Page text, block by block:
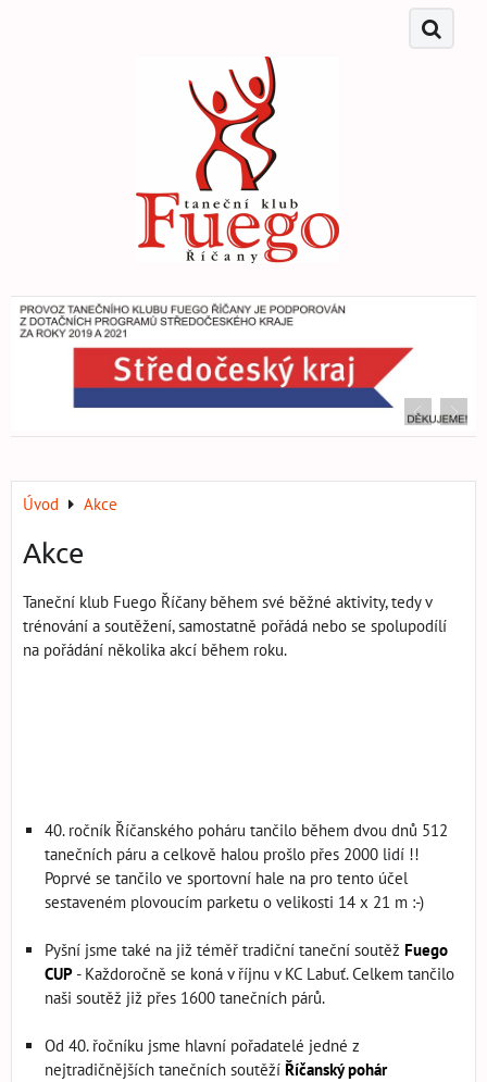
Úvod Akce
Akce
Taneční klub Fuego Říčany během své běžné aktivity, tedy v
trénování a soutěžení, samostatně pořádá nebo se spolupodílí
na pořádání několika akcí během roku.
40. ročník Říčanského poháru tančilo během dvou dnů 512
tanečních páru a celkově halou prošlo přes 2000 lidí !!
Poprvé se tančilo ve sportovní hale na pro tento účel
sestaveném plovoucím parketu o velikosti 14 x 21 m :-)
Pyšní jsme také na již téměř tradiční taneční soutěž Fuego
CUP- Každoročně se koná v říjnu v KC Labuť. Celkem tančilo
naši soutěž již přes 1600 tanečních párů.
Od 40. řočníku jsme hlavní pořadatelé jedné z
nejtradičnějších tanečních soutěží Říčanský pohár